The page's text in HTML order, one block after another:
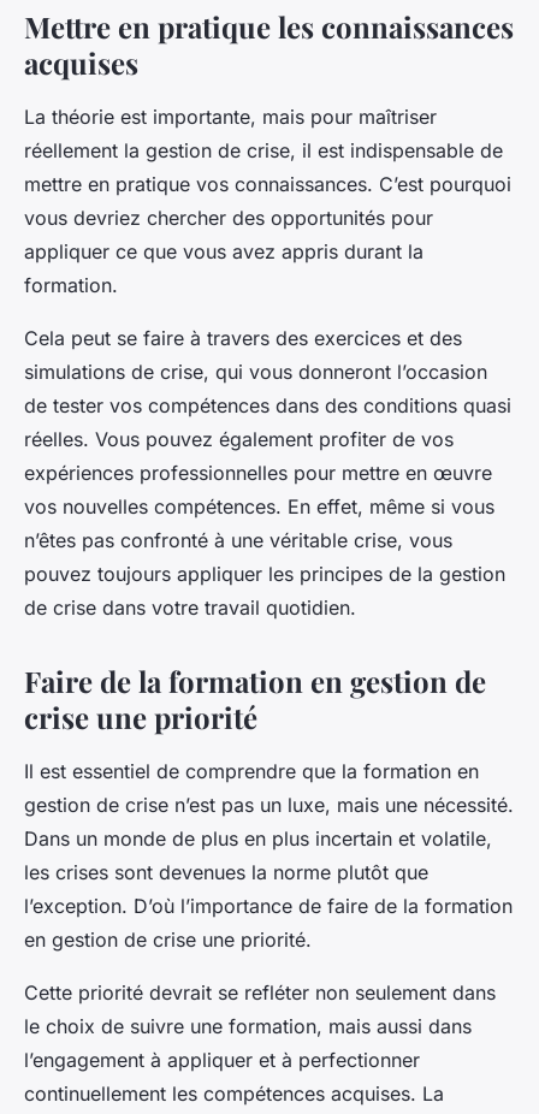
Mettre en pratique les connaissances
acquises
La théorie est importante, mais pour maîtriser
réellement la gestion de crise, il est indispensable de
mettre en pratique vos connaissances. C’est pourquoi
vous devriez chercher des opportunités pour
appliquer ce que vous avez appris durant la
formation.
Cela peut se faire à travers des exercices et des
simulations de crise, qui vous donneront l’occasion
de tester vos compétences dans des conditions quasi
réelles. Vous pouvez également profiter de vos
expériences professionnelles pour mettre en œuvre
vos nouvelles compétences. En effet, même si vous
n’êtes pas confronté à une véritable crise, vous
pouvez toujours appliquer les principes de la gestion
de crise dans votre travail quotidien.
Faire de la formation en gestion de
crise une priorité
Il est essentiel de comprendre que la formation en
gestion de crise n’est pas un luxe, mais une nécessité.
Dans un monde de plus en plus incertain et volatile,
les crises sont devenues la norme plutôt que
l’exception. D’où l’importance de faire de la formation
en gestion de crise une priorité.
Cette priorité devrait se refléter non seulement dans
le choix de suivre une formation, mais aussi dans
l’engagement à appliquer et à perfectionner
continuellement les compétences acquises. La